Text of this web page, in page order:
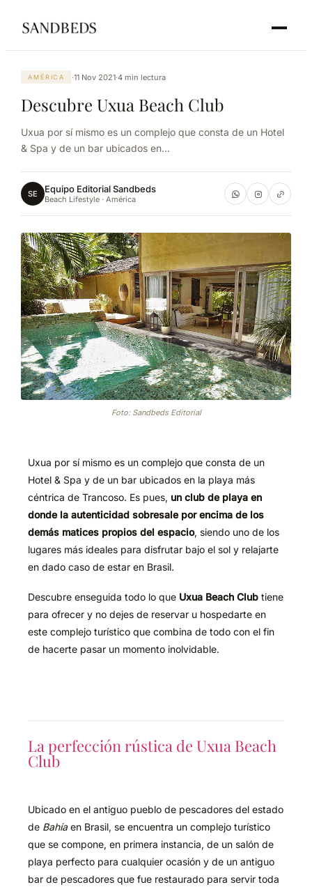
AMÉRICA ·11 Nov 2021·4 min lectura
Descubre Uxua Beach Club
Uxua por sí mismo es un complejo que consta de un Hotel
& Spa y de un bar ubicados en...
SE Equipo Editorial Sandbeds
Beach Lifestyle · América
Foto: Sandbeds Editorial
Uxua por sí mismo es un complejo que consta de un
Hotel & Spa y de un bar ubicados en la playa más
céntrica de Trancoso. Es pues, un club de playa en
donde la autenticidad sobresale por encima de los
demás matices propios del espacio, siendo uno de los
lugares más ideales para disfrutar bajo el sol y relajarte
en dado caso de estar en Brasil.
Descubre enseguida todo lo que Uxua Beach Clubtiene
para ofrecer y no dejes de reservar u hospedarte en
este complejo turístico que combina de todo con el fin
de hacerte pasar un momento inolvidable.
La perfección rústica de Uxua Beach
Club
Ubicado en el antiguo pueblo de pescadores del estado
de Bahíaen Brasil, se encuentra un complejo turístico
que se compone, en primera instancia, de un salón de
playa perfecto para cualquier ocasión y de un antiguo
bar de pescadores que fue restaurado para servir toda